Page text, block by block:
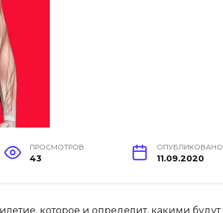
ПРОСМОТРОВ
43
ОПУБЛИКОВАНО
11.09.2020
которое и определит, какими будут